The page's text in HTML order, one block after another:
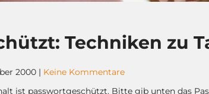
Techniken zu
2000 | Keine Kommentare
ist passwortgeschützt. Bitte gib unten das